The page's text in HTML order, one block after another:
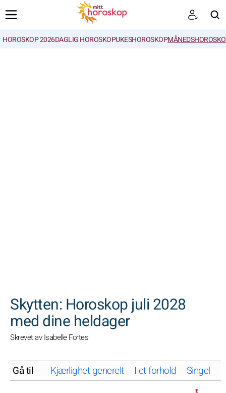
HOROSKOP 2026DAGLIG HOROSKOPUKESHOROSKOP
Skytten: Horoskop juli 2028
med dine heldager
Skrevet av Isabelle Fortes
Gå til Kjærlighet generelt I et forhold Singel